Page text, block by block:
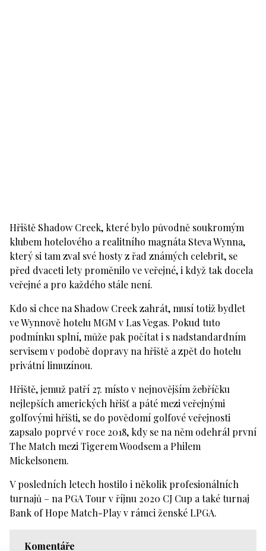
Hřiště Shadow Creek, které bylo původně soukromým
klubem hotelového a realitního magnáta Steva Wynna,
který si tam zval své hosty z řad známých celebrit, se
před dvaceti lety proměnilo ve veřejné, i když tak docela
veřejné a pro každého stále není.
Kdo si chce na Shadow Creek zahrát, musí totiž bydlet
ve Wynnově hotelu MGM v Las Vegas. Pokud tuto
podmínku splní, může pak počítat i s nadstandardním
servisem v podobě dopravy na hřiště a zpět do hotelu
privátní limuzínou.
Hřiště, jemuž patří 27. místo v nejnovějším žebříčku
nejlepších amerických hřišť a páté mezi veřejnými
golfovými hřišti, se do povědomí golfové veřejnosti
zapsalo poprvé v roce 2018, kdy se na něm odehrál první
The Match mezi Tigerem Woodsem a Philem
Mickelsonem.
V posledních letech hostilo i několik profesionálních
turnajů – na PGA Tour v říjnu 2020 CJ Cup a také turnaj
Bank of Hope Match-Play v rámci ženské LPGA.
Komentáře